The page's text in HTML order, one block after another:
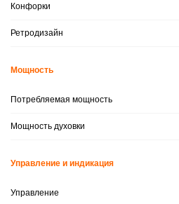
Конфорки
Ретродизайн
Мощность
Потребляемая мощность
Мощность духовки
Управление и индикация
Управление